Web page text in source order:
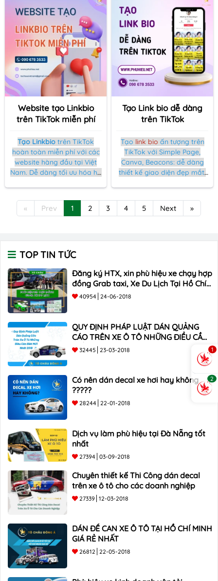
giao diện. Hoàn hảo cho
việc chia sẻ nội dung đa
dạng từ một liên kết duy
nhất.
dẫn bạn cách thực hiện một
cách đơn giản và hiệu quả,
đảm bảo thành công ngay
từ lần đầu tiên.
Website tạo Linkbio
trên TikTok miễn phí
Tạo Linkbio trên TikTok
hoàn toàn miễn phí với các
website hàng đầu tại Việt
Nam. Dễ dàng tối ưu hóa hồ
Page, và BioLink.vn.
Tạo Link bio dễ dàng
trên TikTok
Tạo link bio ấn tượng trên
TikTok với Simple Page,
Canva, Beacons: dễ dàng
thiết kế giao diện đẹp mắt,
giản. Thu hút người theo dõi
ngay từ cái nhìn đầu tiên!
« Prev 1 2 3 4 5 Next »
TOP TIN TỨC
Đăng ký HTX, xin phù hiệu xe chạy hợp
đồng Grab taxi, Xe Du Lịch Tại Hồ Chí
Minh Giá Rẻ
40954 24-06-2018
QUY ĐỊNH PHÁP LUẬT DÁN QUẢNG
CÁO TRÊN XE Ô TÔ NHỮNG ĐIỀU CẦN
BIẾT mới nhất 2018 ???
32445 23-03-2018
Có nên dán decal xe hơi hay không
?????
28244 22-01-2018
Dịch vụ làm phù hiệu tại Đà Nẵng tốt
nhất
27394 03-09-2018
Chuyên thiết kế Thi Công dán decal
trên xe ô tô cho các doanh nghiệp
27339 12-03-2018
DÁN ĐỀ CAN XE Ô TÔ TẠI HỒ CHÍ MINH
GIÁ RẺ NHẤT
26812 22-05-2018
1
2